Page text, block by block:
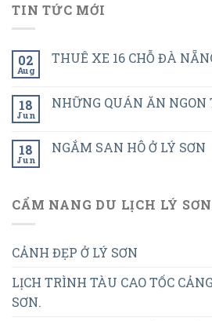
TIN TỨC MỚI
02
Aug
THUÊ XE 16 CHỖ ĐÀ
18
Jun
NHỮNG QUÁN ĂN NGON
18
Jun
NGẮM SAN HÔ Ở LÝ SƠN
CẨM NANG DU LỊCH LÝ SƠN
CẢNH ĐẸP Ở LÝ SƠN
LỊCH TRÌNH TÀU CAO TỐC
SƠN.